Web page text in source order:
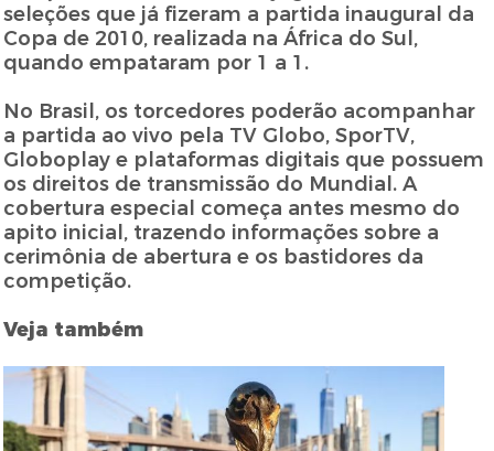
seleções que já fizeram a partida inaugural da
Copa de 2010, realizada na África do Sul,
quando empataram por 1 a 1.
No Brasil, os torcedores poderão acompanhar
a partida ao vivo pela TV Globo, SporTV,
Globoplay e plataformas digitais que possuem
os direitos de transmissão do Mundial. A
cobertura especial começa antes mesmo do
apito inicial, trazendo informações sobre a
cerimônia de abertura e os bastidores da
competição.
Veja também